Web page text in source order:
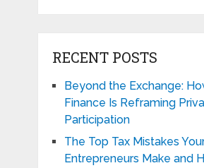
RECENT POSTS
Beyond the Exchange:
Finance Is Reframing
Participation
The Top Tax Mistakes
Entrepreneurs Make and